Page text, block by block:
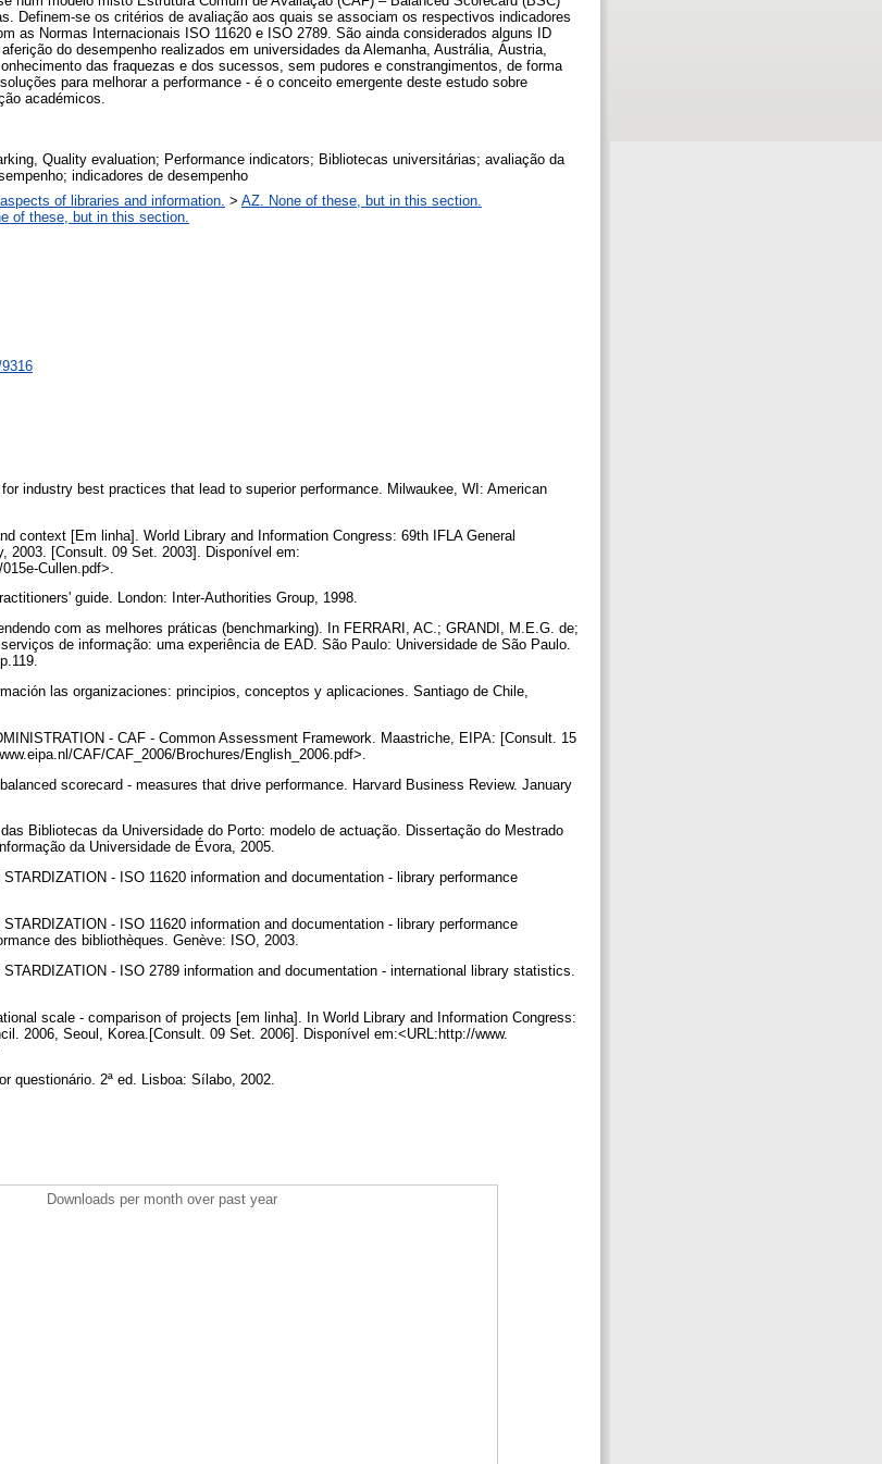
Definem-se os critérios de avaliação aos quais se associam os respectivos indicadores
as Normas Internacionais ISO 11620 e ISO 2789. São ainda considerados alguns ID
do desempenho realizados em universidades da Alemanha, Austrália, Áustria,
das fraquezas e dos sucessos, sem pudores e constrangimentos, de forma
para melhorar a performance - é o conceito emergente deste estudo sobre
académicos.
Quality evaluation; Performance indicators; Bibliotecas universitárias; avaliação da
indicadores de desempenho
of libraries and information. > AZ. None of these, but in this section.
of these, but in this section.
industry best practices that lead to superior performance. Milwaukee, WI: American
context [Em linha]. World Library and Information Congress: 69th IFLA General
2003. [Consult. 09 Set. 2003]. Disponível em:
Cullen.pdf>.
guide. London: Inter-Authorities Group, 1998.
com as melhores práticas (benchmarking). In FERRARI, AC.; GRANDI, M.E.G. de;
de informação: uma experiência de EAD. São Paulo: Universidade de São Paulo.
las organizaciones: principios, conceptos y aplicaciones. Santiago de Chile,
- CAF - Common Assessment Framework. Maastriche, EIPA: [Consult. 15
CAF/CAF_2006/Brochures/English_2006.pdf>.
scorecard - measures that drive performance. Harvard Business Review. January
Bibliotecas da Universidade do Porto: modelo de actuação. Dissertação do Mestrado
da Universidade de Évora, 2005.
- ISO 11620 information and documentation - library performance
- ISO 11620 information and documentation - library performance
des bibliothèques. Genève: ISO, 2003.
STARDIZATION - ISO 2789 information and documentation - international library statistics.
scale - comparison of projects [em linha]. In World Library and Information Congress:
2006, Seoul, Korea.[Consult. 09 Set. 2006]. Disponível em:<URL:http://www.
questionário. 2ª ed. Lisboa: Sílabo, 2002.
Downloads per month over past year